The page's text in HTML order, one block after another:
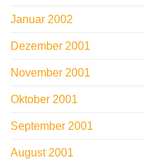
Januar 2002
Dezember 2001
November 2001
Oktober 2001
September 2001
August 2001